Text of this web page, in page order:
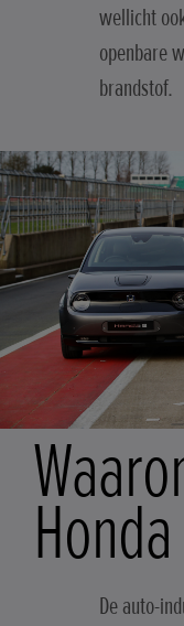
wellicht
openbare
brandstof.
De auto-